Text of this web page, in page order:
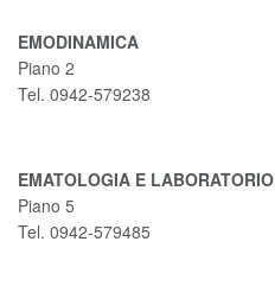
EMODINAMICA
Piano 2
Tel. 0942-579238
EMATOLOGIA E
Piano 5
Tel. 0942-579485